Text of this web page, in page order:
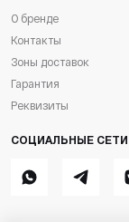
О бренде
Контакты
Зоны доставок
Гарантия
Реквизиты
СОЦИАЛЬНЫЕ СЕТИ
WhatsappTelegram